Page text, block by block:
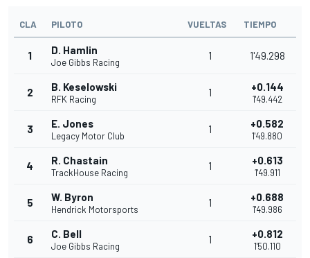
CLA PILOTO VUELTAS TIEMPO
1 D. Hamlin
Joe Gibbs Racing
1 1'49.298
2 B. Keselowski
RFK Racing
1 +0.144
1'49.442
3 E. Jones
Legacy Motor Club
1 +0.582
1'49.880
4 R. Chastain
TrackHouse Racing
1 +0.613
1'49.911
5 W. Byron
Hendrick Motorsports
1 +0.688
1'49.986
6 C. Bell
Joe Gibbs Racing
1 +0.812
1'50.110